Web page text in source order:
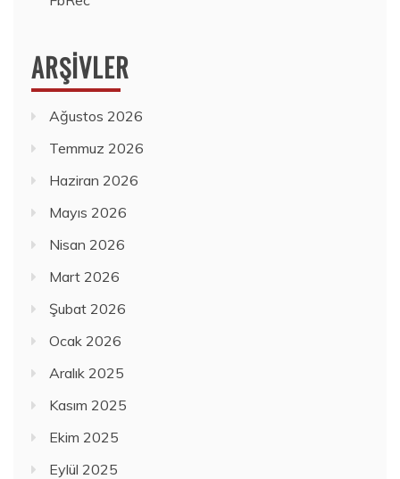
ARŞIVLER
Ağustos 2026
Temmuz 2026
Haziran 2026
Mayıs 2026
Nisan 2026
Mart 2026
Şubat 2026
Ocak 2026
Aralık 2025
Kasım 2025
Ekim 2025
Eylül 2025